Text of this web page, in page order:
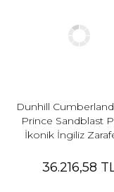
Dunhill
Prince Sandblast
İkonik İngiliz
36.216,58